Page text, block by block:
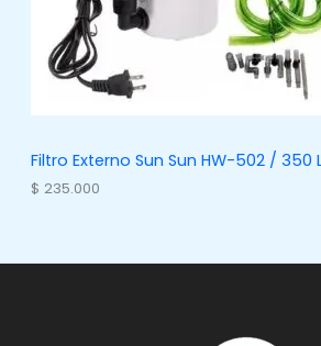
Filtro Externo Sun Sun HW-502 / 350
$ 235.000